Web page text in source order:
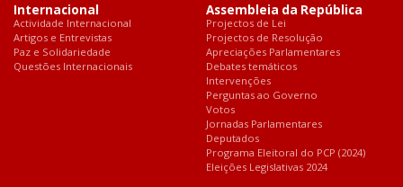
Internacional
Actividade Internacional
Artigos e Entrevistas
Paz e Solidariedade
Questões Internacionais
Assembleia da República
Projectos de Lei
Projectos de Resolução
Apreciações Parlamentares
Debates temáticos
Intervenções
Perguntas ao Governo
Votos
Jornadas Parlamentares
Deputados
Programa Eleitoral do PCP (2024)
Eleições Legislativas 2024